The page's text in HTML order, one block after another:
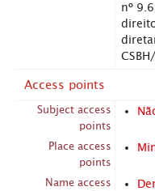
nº
Access points
Subject access
points
Place access
points
Name access